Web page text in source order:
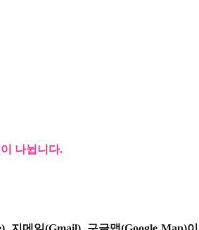
나뉩니다.